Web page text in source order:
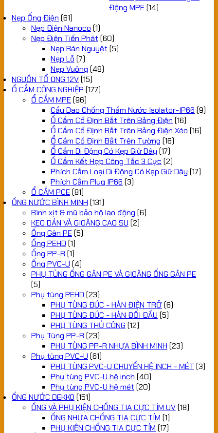
Động MPE (14)
Nẹp Ống Điện (61)
Nẹp Điện Nanoco (1)
Nẹp Điện Tiến Phát (60)
Nẹp Bán Nguyệt (5)
Nẹp Lỗ (7)
Nẹp Vuông (48)
NGUỒN TỔ ONG 12V(15)
Ổ CẮM CÔNG NGHIỆP (177)
Ổ CẮM MPE (96)
Cầu Dao Chống Thấm Nước Isolator-IP66 (9)
Ổ Cắm Cố Định Bắt Trên Bảng Điện (16)
Ổ Cắm Cố Định Bắt Trên Bảng Điện Xéo (16)
Ổ Cắm Cố Định Bắt Trên Tường (16)
Ổ Cắm Di Động Có Kẹp Giữ Dây (17)
Ổ Cắm Kết Hợp Công Tắc 3 Cực (2)
Phích Cắm Loại Di Động Có Kẹp Giữ Dây (17)
Phích Cắm Plug IP66 (3)
Ổ CẮM PCE (81)
ỐNG NƯỚC BÌNH MINH (131)
Bình xịt & mũ bảo hộ lao động (6)
KEO DÁN VÀ GIOĂNG CAO SU (2)
Ống Gân PE (5)
Ống PEHD (1)
Ống PP-R (1)
Ống PVC-U (4)
PHỤ TÙNG ỐNG GÂN PE VÀ GIOĂNG ỐNG GÂN PE
(5)
Phụ tùng PEHD (23)
PHỤ TÙNG ĐÚC - HÀN ĐIỆN TRỞ(6)
PHỤ TÙNG ĐÚC - HÀN ĐỐI ĐẦU (5)
PHỤ TÙNG THỦ CÔNG (12)
Phụ Tùng PP-R (23)
PHỤ TÙNG PP-R NHỰA BÌNH MINH (23)
Phụ tùng PVC-U (61)
PHỤ TÙNG PVC-U CHUYỂN HỆ INCH - MÉT (3)
Phụ tùng PVC-U hệ inch (40)
Phụ tùng PVC-U hệ mét (20)
ỐNG NƯỚC DEKKO (151)
ỐNG VÀ PHỤ KIỆN CHỐNG TIA CỰC TÍM UV(18)
ỐNG NHỰA CHỐNG TIA CỰC TÍM (1)
PHỤ KIỆN CHỐNG TIA CỰC TÍM (17)